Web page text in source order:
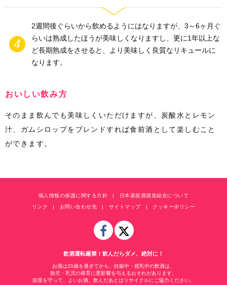
2週間後ぐらいから飲めるようにはなりますが、3～6ヶ月ぐ
らいは熟成したほうが美味しくなりますし、更に1年以上な
ど長期熟成をさせると、より美味しく良質なリキュールに
なります。
おいしい飲み方
そのまま飲んでも美味しくいただけますが、炭酸水とレモン
汁、ガムシロップをブレンドすれば食前酒として楽しむこと
ができます。
個人情報の保護に関する方針
日本蒸留酒酒造組合について
リンク
お問い合わせ先 サイトマップ クッキーポリシー
飲酒運転厳禁！飲んだらダメ、絶対に！
お酒は20歳を過ぎてから。妊娠中・授乳中の飲酒は、
胎児・乳児の発育に悪影響を与えるおそれがあります。
節度を守って、よいお酒。飲んだあとはリサイクルにご協力ください。